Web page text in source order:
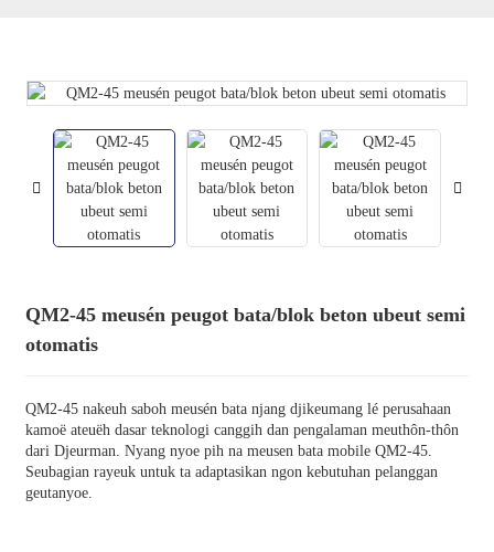
QM2-45 meusén peugot bata/blok beton ubeut semi
otomatis
QM2-45 nakeuh saboh meusén bata njang djikeumang lé perusahaan
kamoë ateuëh dasar teknologi canggih dan pengalaman meuthôn-thôn
dari Djeurman. Nyang nyoe pih na meusen bata mobile QM2-45.
Seubagian rayeuk untuk ta adaptasikan ngon kebutuhan pelanggan
geutanyoe.